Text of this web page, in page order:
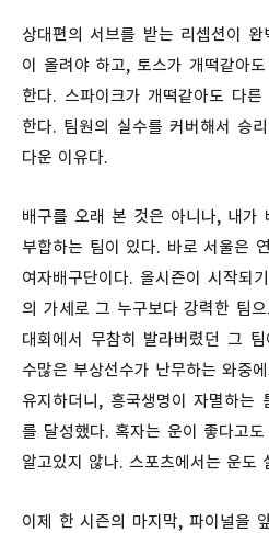
상대편의 서브를 받는 리셉션이
이 올려야 하고, 토스가 개떡같아
한다. 스파이크가 개떡같아도 다
한다. 팀원의 실수를 커버해서 승
다운 이유다.
배구를 오래 본 것은 아니나, 내가
부합하는 팀이 있다. 바로 서울은
여자배구단이다. 올시즌이 시작되
의 가세로 그 누구보다 강력한 팀
대회에서 무참히 발라버렸던 그
수많은 부상선수가 난무하는 와중
유지하더니, 흥국생명이 자멸하는
를 달성했다. 혹자는 운이 좋다고
알고있지 않나. 스포츠에서는 운도
이제 한 시즌의 마지막, 파이널을